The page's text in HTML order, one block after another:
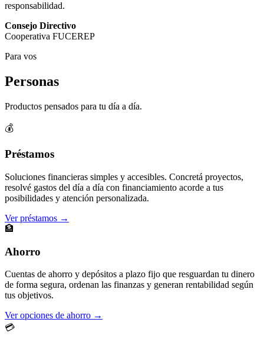
responsabilidad.
Consejo Directivo
Cooperativa FUCEREP
Para vos
Personas
Productos pensados para tu día a día.
💰
Préstamos
Soluciones financieras simples y accesibles. Concretá proyectos,
resolvé gastos del día a día con financiamiento acorde a tus
posibilidades y atención personalizada.
Ver préstamos →
🏦
Ahorro
Cuentas de ahorro y depósitos a plazo fijo que resguardan tu dinero
de forma segura, ordenan las finanzas y generan rentabilidad según
tus objetivos.
Ver opciones de ahorro →
💳